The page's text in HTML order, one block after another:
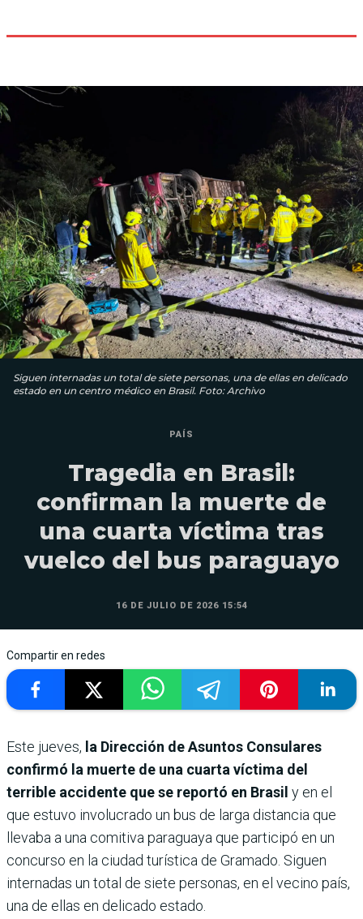
Siguen internadas un total de siete personas, una de ellas en delicado
estado en un centro médico en Brasil. Foto: Archivo
PAÍS
Tragedia en Brasil:
confirman la muerte de
una cuarta víctima tras
vuelco del bus paraguayo
16 DE JULIO DE 2026 15:54
Compartir en redes
Este jueves, la Dirección de Asuntos Consulares
confirmó la muerte de una cuarta víctima del
terrible accidente que se reportó en Brasil y en el
que estuvo involucrado un bus de larga distancia que
llevaba a una comitiva paraguaya que participó en un
concurso en la ciudad turística de Gramado. Siguen
internadas un total de siete personas, en el vecino país,
una de ellas en delicado estado.